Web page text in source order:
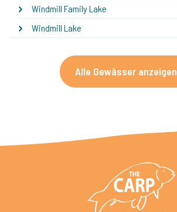
Windmill Family Lake
Windmill Lake
Alle Gewässer anzeigen